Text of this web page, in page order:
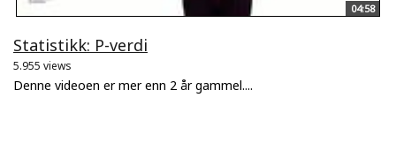
04:58
Statistikk: P-verdi
5.955 views
Denne videoen er mer enn 2 år gammel....